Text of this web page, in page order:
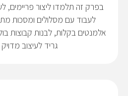
בפרק זה תלמדו ליצור פריימים,
לעבוד עם מסלולים ומסכות
אלמנטים בקלות, לבנות קבוצות
גריד לעיצוב